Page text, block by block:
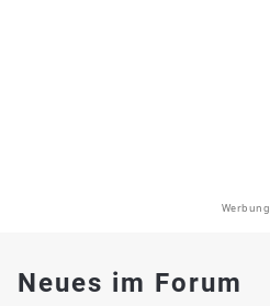
Werbung
Neues im Forum